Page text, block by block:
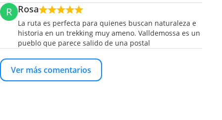
R Rosa
La ruta es perfecta para quienes buscan naturaleza e
historia en un trekking muy ameno. Valldemossa es un
pueblo que parece salido de una postal
Ver más comentarios